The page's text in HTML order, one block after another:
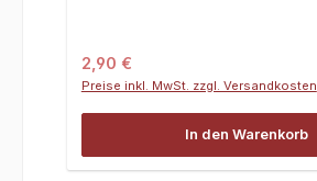
Regulärer Preis:
2,90 €
Preise inkl. MwSt. zzgl. Versandkosten
In den Warenkorb